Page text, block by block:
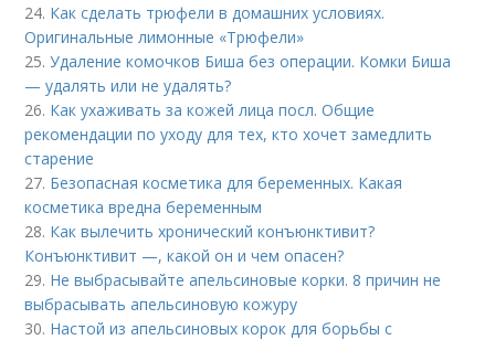
24. Как сделать трюфели в домашних условиях.
Оригинальные лимонные «Трюфели»
25.Удаление комочков Биша без операции. Комки Биша
— удалять или не удалять?
26. Как ухаживать за кожей лица посл. Общие
рекомендации по уходу для тех, кто хочет замедлить
старение
27. Безопасная косметика для беременных. Какая
косметика вредна беременным
28. Как вылечить хронический конъюнктивит?
Конъюнктивит —, какой он и чем опасен?
29. Не выбрасывайте апельсиновые корки. 8 причин не
выбрасывать апельсиновую кожуру
30. Настой из апельсиновых корок для борьбы с